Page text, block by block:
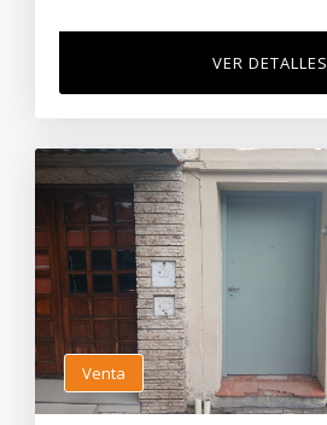
VER DETALLES
Venta